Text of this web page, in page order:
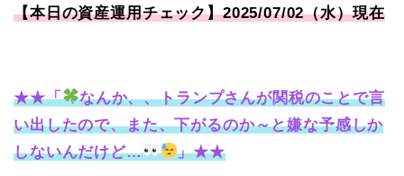
【本日の資産運用チェック】2025/07/02（水）現在
★★「
なんか、、トランプさんが関税のことで言
い出したので、また、下がるのか～と嫌な予感しか
しないんだけど…
」★★